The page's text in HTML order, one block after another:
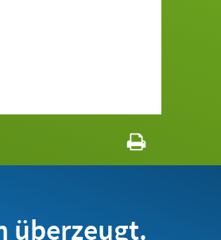
überzeugt.